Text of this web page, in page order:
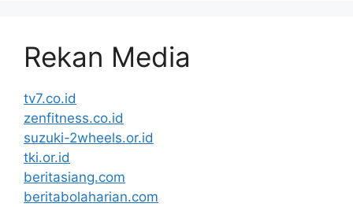
Rekan Media
tv7.co.id
zenfitness.co.id
suzuki-2wheels.or.id
tki.or.id
beritasiang.com
beritabolaharian.com